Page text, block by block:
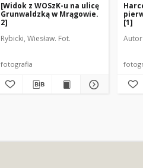
[Widok z WOSzK-u na ulicę
Grunwaldzką w Mrągowie.
2]
Rybicki, Wiesław. Fot.
fotografia
[1]